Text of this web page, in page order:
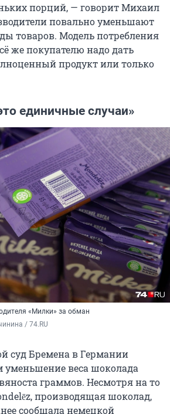
порций, — говорит Михаил
повально уменьшают
товаров. Модель потребления
же покупателю надо дать
продукт или только
единичные случаи»
«Милки» за обман
/ 74.RU
суд Бремена в Германии
веса шоколада
граммов. Несмотря на то
производящая шоколад,
сообщала немецкой